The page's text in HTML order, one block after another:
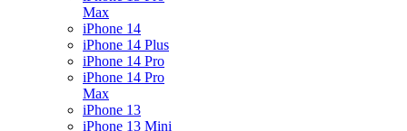
Max
iPhone 14
iPhone 14 Plus
iPhone 14 Pro
iPhone 14 Pro
Max
iPhone 13
iPhone 13 Mini